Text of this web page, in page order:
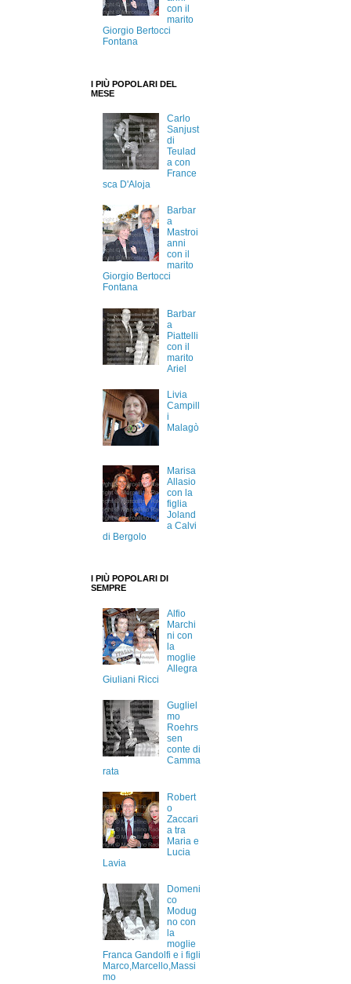
con il
marito
Giorgio Bertocci
Fontana
I PIÙ POPOLARI DEL
MESE
Carlo
Sanjust
di
Teulad
a con
France
sca D'Aloja
Barbar
a
Mastroi
anni
con il
marito
Giorgio Bertocci
Fontana
Barbar
a
Piattelli
con il
marito
Ariel
Livia
Campill
i
Malagò
Marisa
Allasio
con la
figlia
Joland
a Calvi
di Bergolo
I PIÙ POPOLARI DI
SEMPRE
Alfio
Marchi
ni con
la
moglie
Allegra
Giuliani Ricci
Gugliel
mo
Roehrs
sen
conte di
Camma
rata
Robert
o
Zaccari
a tra
Maria e
Lucia
Lavia
Domeni
co
Modug
no con
la
moglie
Franca Gandolfi e i figli
Marco,Marcello,Massi
mo